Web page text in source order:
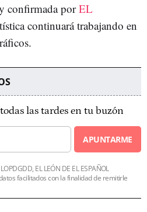
confirmada porEL
continuará trabajando en
las tardes en tu buzón
APUNTARME
EL LEÓN DE EL ESPAÑOL
facilitados con la finalidad de remitirle